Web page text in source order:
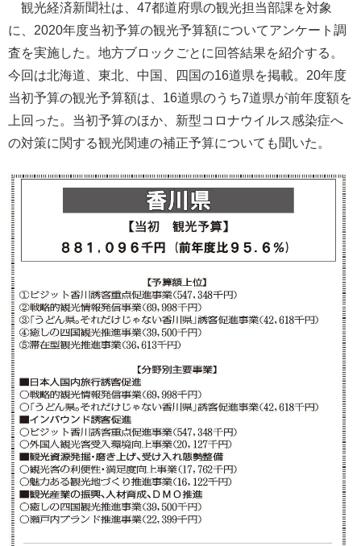
観光経済新聞社は、47都道府県の観光担当部課を対象
に、2020年度当初予算の観光予算額についてアンケート調
査を実施した。地方ブロックごとに回答結果を紹介する。
今回は北海道、東北、中国、四国の16道県を掲載。20年度
当初予算の観光予算額は、16道県のうち7道県が前年度額を
上回った。当初予算のほか、新型コロナウイルス感染症へ
の対策に関する観光関連の補正予算についても聞いた。